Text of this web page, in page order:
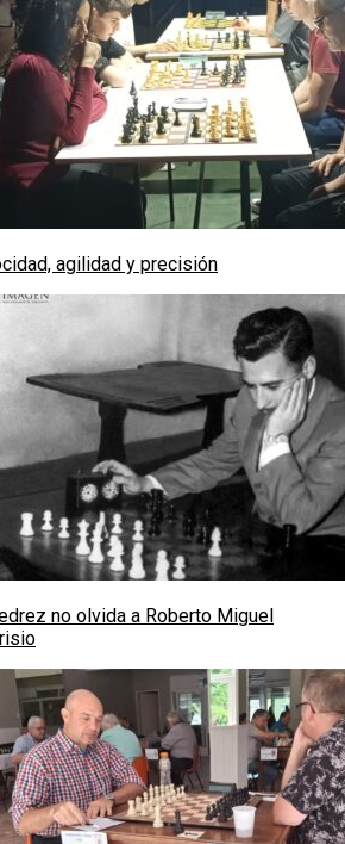
agilidad y precisión
no olvida a Roberto Miguel